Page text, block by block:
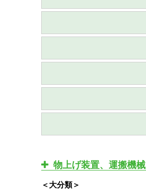
物上げ装置、運搬機械
＜大分類＞